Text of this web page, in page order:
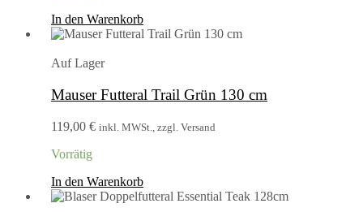
In den Warenkorb
Auf Lager
Mauser Futteral Trail Grün 130 cm
119,00 € inkl. MWSt., zzgl. Versand
Vorrätig
In den Warenkorb